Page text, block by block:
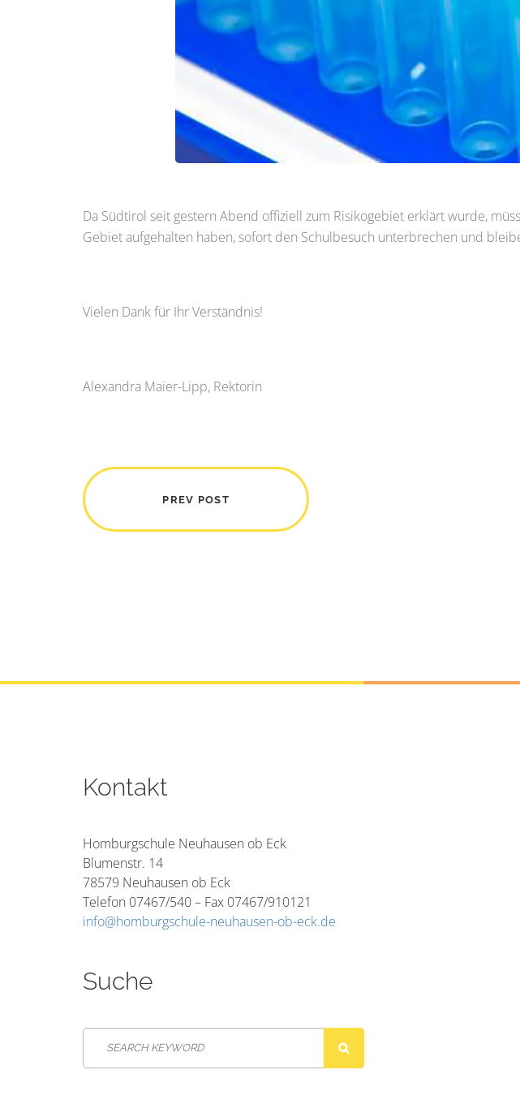
Da Südtirol seit gestern Abend offiziell zum Risikogebiet erklärt wurde,
Gebiet aufgehalten haben, sofort den Schulbesuch unterbrechen und
Vielen Dank für Ihr Verständnis!
Alexandra Maier-Lipp, Rektorin
PREV POST
Kontakt
Homburgschule Neuhausen ob Eck
Blumenstr. 14
78579 Neuhausen ob Eck
Telefon 07467/540 – Fax 07467/910121
info@homburgschule-neuhausen-ob-eck.de
Suche